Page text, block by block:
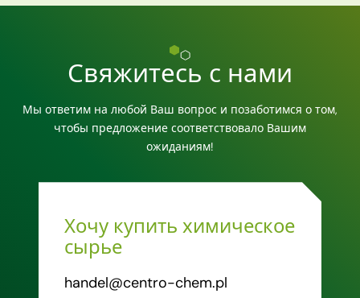
Свяжитесь с нами
Мы ответим на любой Ваш вопрос и позаботимся о том,
чтобы предложение соответствовало Вашим
ожиданиям!
Хочу купить химическое
сырье
handel@centro-chem.pl